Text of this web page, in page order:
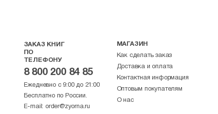
ЗАКАЗ КНИГ
ПО
ТЕЛЕФОНУ
8 800 200 84 85
Ежедневно с 9:00 до 21:00
Бесплатно по России.
E-mail: order@zyorna.ru
МАГАЗИН
Как сделать заказ
Доставка и оплата
Контактная информация
Оптовым покупателям
О нас